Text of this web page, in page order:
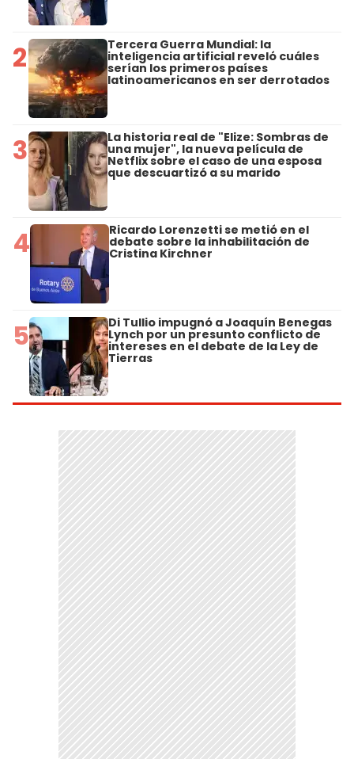
2 Tercera Guerra Mundial: la
inteligencia artificial reveló cuáles
serían los primeros países
latinoamericanos en ser derrotados
3 La historia real de "Elize: Sombras de
una mujer", la nueva película de
Netflix sobre el caso de una esposa
que descuartizó a su marido
4 Ricardo Lorenzetti se metió en el
debate sobre la inhabilitación de
Cristina Kirchner
5 Di Tullio impugnó a Joaquín Benegas
Lynch por un presunto conflicto de
intereses en el debate de la Ley de
Tierras